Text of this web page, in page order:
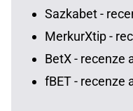
Sazkabet -
MerkurXtip -
BetX - recenze
fBET - recenze